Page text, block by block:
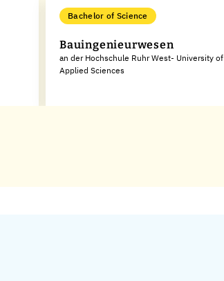
Bachelor of Science
Bauingenieurwesen
an der Hochschule Ruhr West- University of
Applied Sciences